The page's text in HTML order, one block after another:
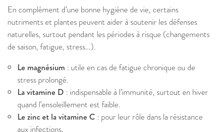
En complément d’une bonne hygiène de vie, certains
nutriments et plantes peuvent aider à soutenir les défenses
naturelles, surtout pendant les périodes à risque (changements
de saison, fatigue, stress…).
Le magnésium : utile en cas de fatigue chronique ou de
stress prolongé.
La vitamine D : indispensable à l’immunité, surtout en hiver
quand l’ensoleillement est faible.
Le zinc et la vitamine C : pour leur rôle dans la résistance
aux infections.